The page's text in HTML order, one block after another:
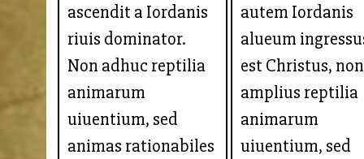
ascendit a Iordanis
riuis dominator.
Non adhuc reptilia
animarum
uiuentium, sed
animas rationabiles
autem Iordanis
alueum
est Christus, non
amplius reptilia
animarum
uiuentium, sed